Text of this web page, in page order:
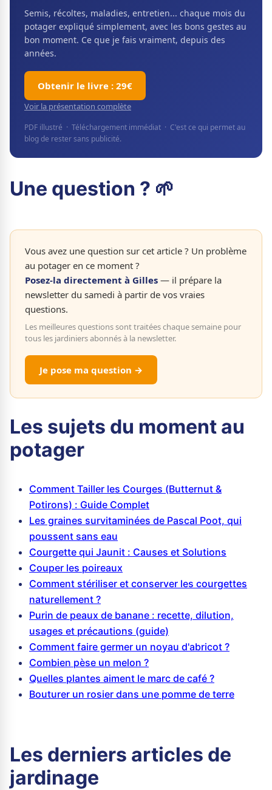
Semis, récoltes, maladies, entretien... chaque mois du
potager expliqué simplement, avec les bons gestes au
bon moment. Ce que je fais vraiment, depuis des
années.
Obtenir le livre : 29€
Voir la présentation complète
PDF illustré · Téléchargement immédiat · C'est ce qui permet au
blog de rester sans publicité.
Une question ? 🌱
Vous avez une question sur cet article ? Un problème
au potager en ce moment ?
Posez-la directement à Gilles — il prépare la
newsletter du samedi à partir de vos vraies
questions.
Les meilleures questions sont traitées chaque semaine pour
tous les jardiniers abonnés à la newsletter.
Je pose ma question →
Les sujets du moment au
potager
Comment Tailler les Courges (Butternut &
Potirons) : Guide Complet
Les graines survitaminées de Pascal Poot, qui
poussent sans eau
Courgette qui Jaunit : Causes et Solutions
Couper les poireaux
Comment stériliser et conserver les courgettes
naturellement ?
Purin de peaux de banane : recette, dilution,
usages et précautions (guide)
Comment faire germer un noyau d'abricot ?
Combien pèse un melon ?
Quelles plantes aiment le marc de café ?
Bouturer un rosier dans une pomme de terre
Les derniers articles de
jardinage